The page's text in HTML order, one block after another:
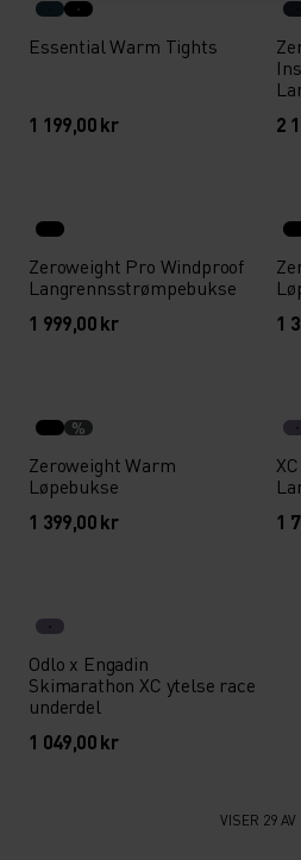
Essential Warm Tights
1 199,00 kr
2
Zeroweight Pro Windproof
Langrennsstrømpebukse
1 999,00 kr
1
%
Zeroweight Warm
Løpebukse
1 399,00 kr
1
Odlo x Engadin
Skimarathon XC ytelse race
underdel
1 049,00 kr
VISER 29 AV